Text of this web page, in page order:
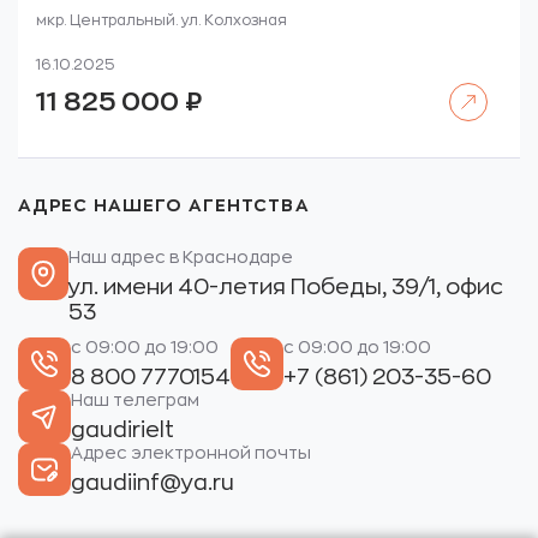
мкр. Центральный. ул. Колхозная
16.10.2025
11 825 000 ₽
АДРЕС НАШЕГО АГЕНТСТВА
Наш адрес в Краснодаре
ул. имени 40-летия Победы, 39/1, офис
53
с 09:00 до 19:00
8 800 7770154
с 09:00 до 19:00
+7 (861) 203-35-60
Наш телеграм
gaudirielt
Адрес электронной почты
gaudiinf@ya.ru